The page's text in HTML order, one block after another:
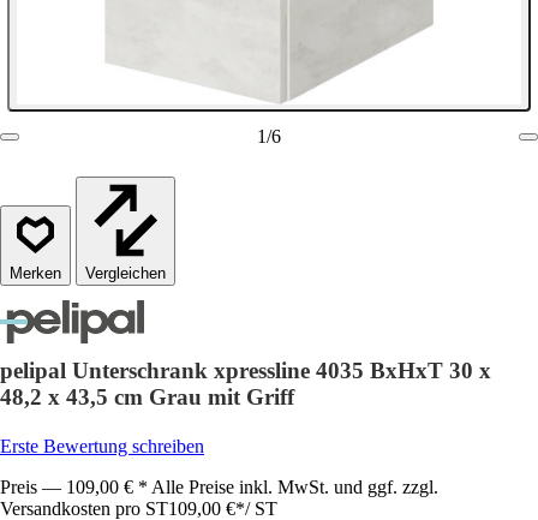
1/6
Vergleichen
pelipal Unterschrank xpressline 4035 BxHxT 30 x
48,2 x 43,5 cm Grau mit Griff
Erste Bewertung schreiben
Preis — 109,00 € * Alle Preise inkl. MwSt. und ggf. zzgl.
Versandkosten pro ST109,00 €*/ ST